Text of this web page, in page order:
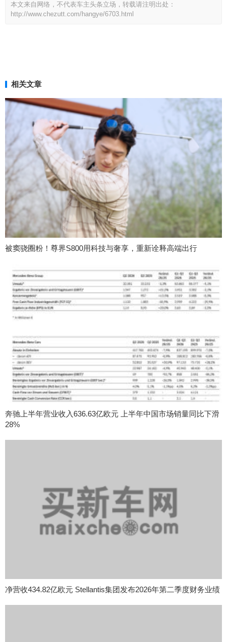
本文来自网络，不代表车主头条立场，转载请注明出处：
http://www.chezutt.com/hangye/6703.html
相关文章
被窦骁圈粉！尊界S800用科技与奢享，重新诠释高端出行
奔驰上半年营业收入636.63亿欧元 上半年中国市场销量同比下滑
28%
净营收434.82亿欧元 Stellantis集团发布2026年第二季度财务业绩